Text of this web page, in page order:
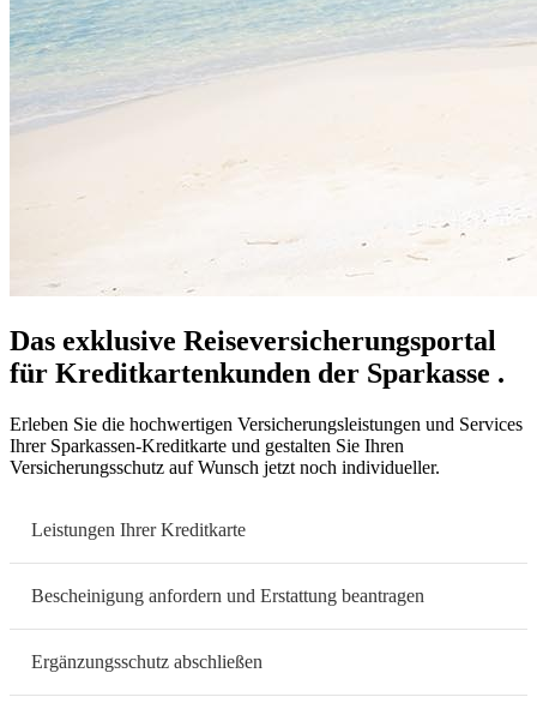
Das exklusive Reiseversicherungsportal
für Kreditkartenkunden der Sparkasse .
Erleben Sie die hochwertigen Versicherungsleistungen und Services
Ihrer Sparkassen-Kreditkarte und gestalten Sie Ihren
Versicherungsschutz auf Wunsch jetzt noch individueller.
Leistungen Ihrer Kreditkarte
Bescheinigung anfordern und Erstattung beantragen
Ergänzungsschutz abschließen